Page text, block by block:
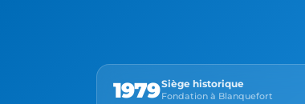
1979Siège historique
Fondation à Blanquefort